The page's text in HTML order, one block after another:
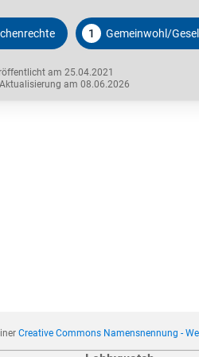
1 Gemeinwohl/
am 25.04.2021
am 08.06.2026
Creative Commons Namensnennung -